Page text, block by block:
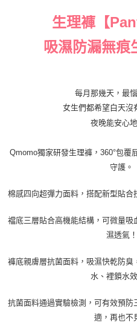
易，需依本服務之必要範圍內提供個
權轉讓予恩沛科技股份有限公司。
２．關於個人資料處理事宜，請瀏覽以
https://aftee.tw/terms/#terms3
４．使用「AFTEE先享後付」時，將
時審查核予不同之上限額度；若仍有
請求用戶進行身份認證。
５．嚴禁一人註冊多個帳號或使用他
國定假日將順延
付款後7-11取貨 約3~5天到貨，
每筆NT$70，滿NT$1,000(含以
宅配出貨 約3~5天到貨，實際出
貨到付款 約3~5天到貨，實際出
每筆NT$90，滿NT$1,000(含以
海外宅配（請勿填寫『智能櫃』
法配送須補足額外產生費用，才能
生理褲【
吸濕防漏無痕
每月那幾天，最
女生們都希望白天沒
夜晚能安心
Qmomo獨家研發生理褲， 360°包覆
守護。
棉感四向超彈力面料，搭配新型貼合
襠底三層貼合高機能結構，可微量吸
濕透氣！
褲底親膚層抗菌面料，吸濕快乾防臭
水、裡鎖水
抗菌面料通過實驗檢測，可有效預
適，再也不